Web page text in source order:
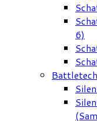
6)
Battletech